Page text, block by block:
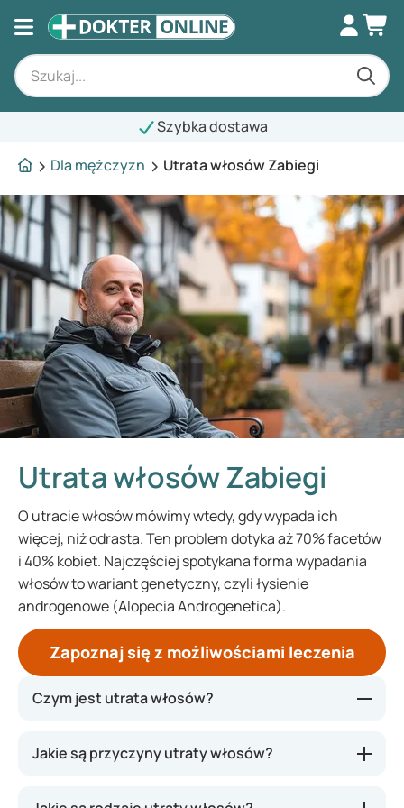
Szybka dostawa
Dla mężczyzn
Utrata włosów Zabiegi
Utrata włosów Zabiegi
O utracie włosów mówimy wtedy, gdy wypada ich
więcej, niż odrasta. Ten problem dotyka aż 70% facetów
i 40% kobiet. Najczęściej spotykana forma wypadania
włosów to wariant genetyczny, czyli łysienie
androgenowe (Alopecia Androgenetica).
Zapoznaj się z możliwościami leczenia
Czym jest utrata włosów?
Utrata włosów, czyli po prostu ich wypadanie, to
proces, w którym tracimy włosy lub stają się one
Jakie są przyczyny utraty włosów?